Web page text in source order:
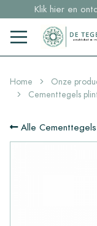
Klik hier en
Sample
Voorraaditems
Home Onze
Cementtegels
Alle